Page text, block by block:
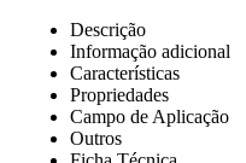
Descrição
Informação adicional
Características
Propriedades
Campo de Aplicação
Outros